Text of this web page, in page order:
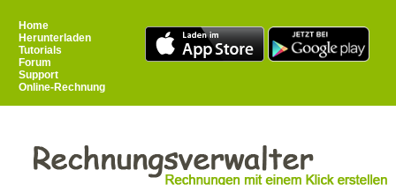
Home
Herunterladen
Tutorials
Forum
Support
Online-Rechnung